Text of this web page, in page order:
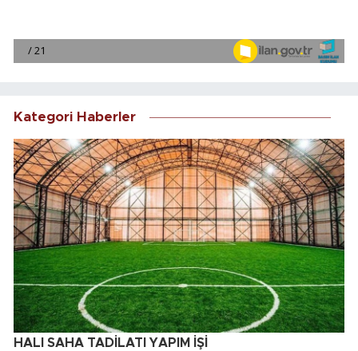
Kategori Haberler
HALI SAHA TADİLATI YAPIM İŞİ